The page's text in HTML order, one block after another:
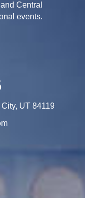
Central
events.
UT 84119